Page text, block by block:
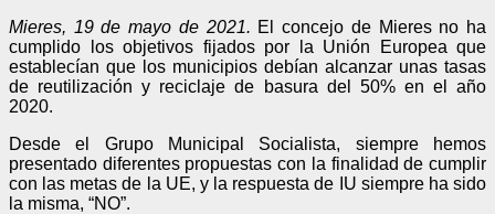
Mieres, 19 de mayo de 2021. El concejo de Mieres no ha
cumplido los objetivos fijados por la Unión Europea que
establecían que los municipios debían alcanzar unas tasas
de reutilización y reciclaje de basura del 50% en el año
2020.
Desde el Grupo Municipal Socialista, siempre hemos
presentado diferentes propuestas con la finalidad de cumplir
con las metas de la UE, y la respuesta de IU siempre ha sido
la misma, “NO”.